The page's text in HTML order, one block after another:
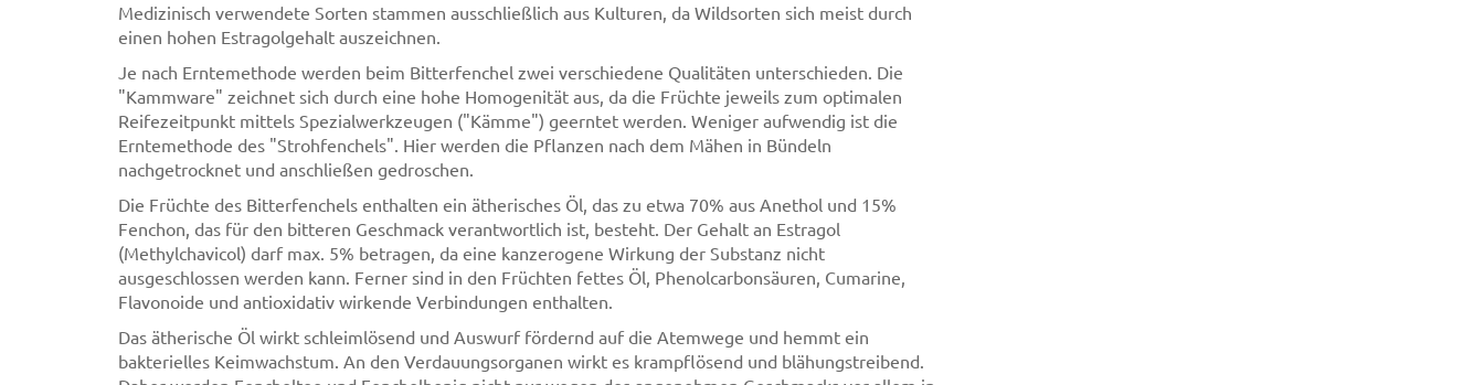
Medizinisch verwendete Sorten stammen ausschließlich aus Kulturen, da Wildsorten sich meist durch
einen hohen Estragolgehalt auszeichnen.
Je nach Erntemethode werden beim Bitterfenchel zwei verschiedene Qualitäten unterschieden. Die
"Kammware" zeichnet sich durch eine hohe Homogenität aus, da die Früchte jeweils zum optimalen
Reifezeitpunkt mittels Spezialwerkzeugen ("Kämme") geerntet werden. Weniger aufwendig ist die
Erntemethode des "Strohfenchels". Hier werden die Pflanzen nach dem Mähen in Bündeln
nachgetrocknet und anschließen gedroschen.
Die Früchte des Bitterfenchels enthalten ein ätherisches Öl, das zu etwa 70% aus Anethol und 15%
Fenchon, das für den bitteren Geschmack verantwortlich ist, besteht. Der Gehalt an Estragol
(Methylchavicol) darf max. 5% betragen, da eine kanzerogene Wirkung der Substanz nicht
ausgeschlossen werden kann. Ferner sind in den Früchten fettes Öl, Phenolcarbonsäuren, Cumarine,
Flavonoide und antioxidativ wirkende Verbindungen enthalten.
Das ätherische Öl wirkt schleimlösend und Auswurf fördernd auf die Atemwege und hemmt ein
bakterielles Keimwachstum. An den Verdauungsorganen wirkt es krampflösend und blähungstreibend.